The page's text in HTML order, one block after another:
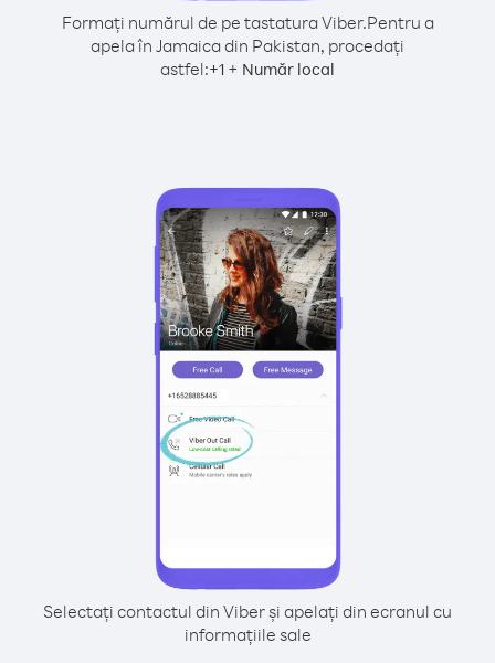
Formați numărul de pe tastatura Viber.Pentru a
apela în Jamaica din Pakistan, procedați
astfel:+1 + Număr local
Selectați contactul din Viber și apelați din ecranul cu
informațiile sale